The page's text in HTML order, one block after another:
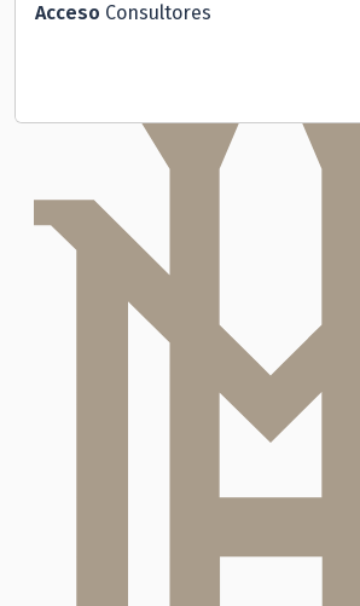
Acceso Consultores